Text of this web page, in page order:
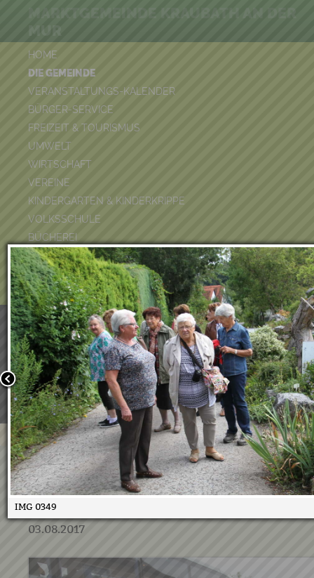
HOME
DIE GEMEINDE
VERANSTALTUNGS-KALENDER
BÜRGER-SERVICE
FREIZEIT & TOURISMUS
UMWELT
WIRTSCHAFT
VEREINE
KINDERGARTEN & KINDERKRIPPE
VOLKSSCHULE
BÜCHEREI
FEUERWEHR
DUATHLON 2026
POOLKALENDER
MUR
Wir verwenden Cookies, um unsere Webseite für Sie
benutzerfreundlich zu gestalten. Wenn Sie fortfahren,
an, dass Sie mit der Verwendung von Cookies auf
einverstanden sind.
Weitere Informationen:Datenschutzerklärung/Cookie-
Bestätigen
Pensionistenverband
Ausflug
03.08.2017
IMG 0349